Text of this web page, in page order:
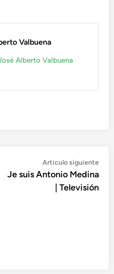
Valbuena
Alberto Valbuena
Artículo siguiente
Je suis Antonio Medina
| Televisión